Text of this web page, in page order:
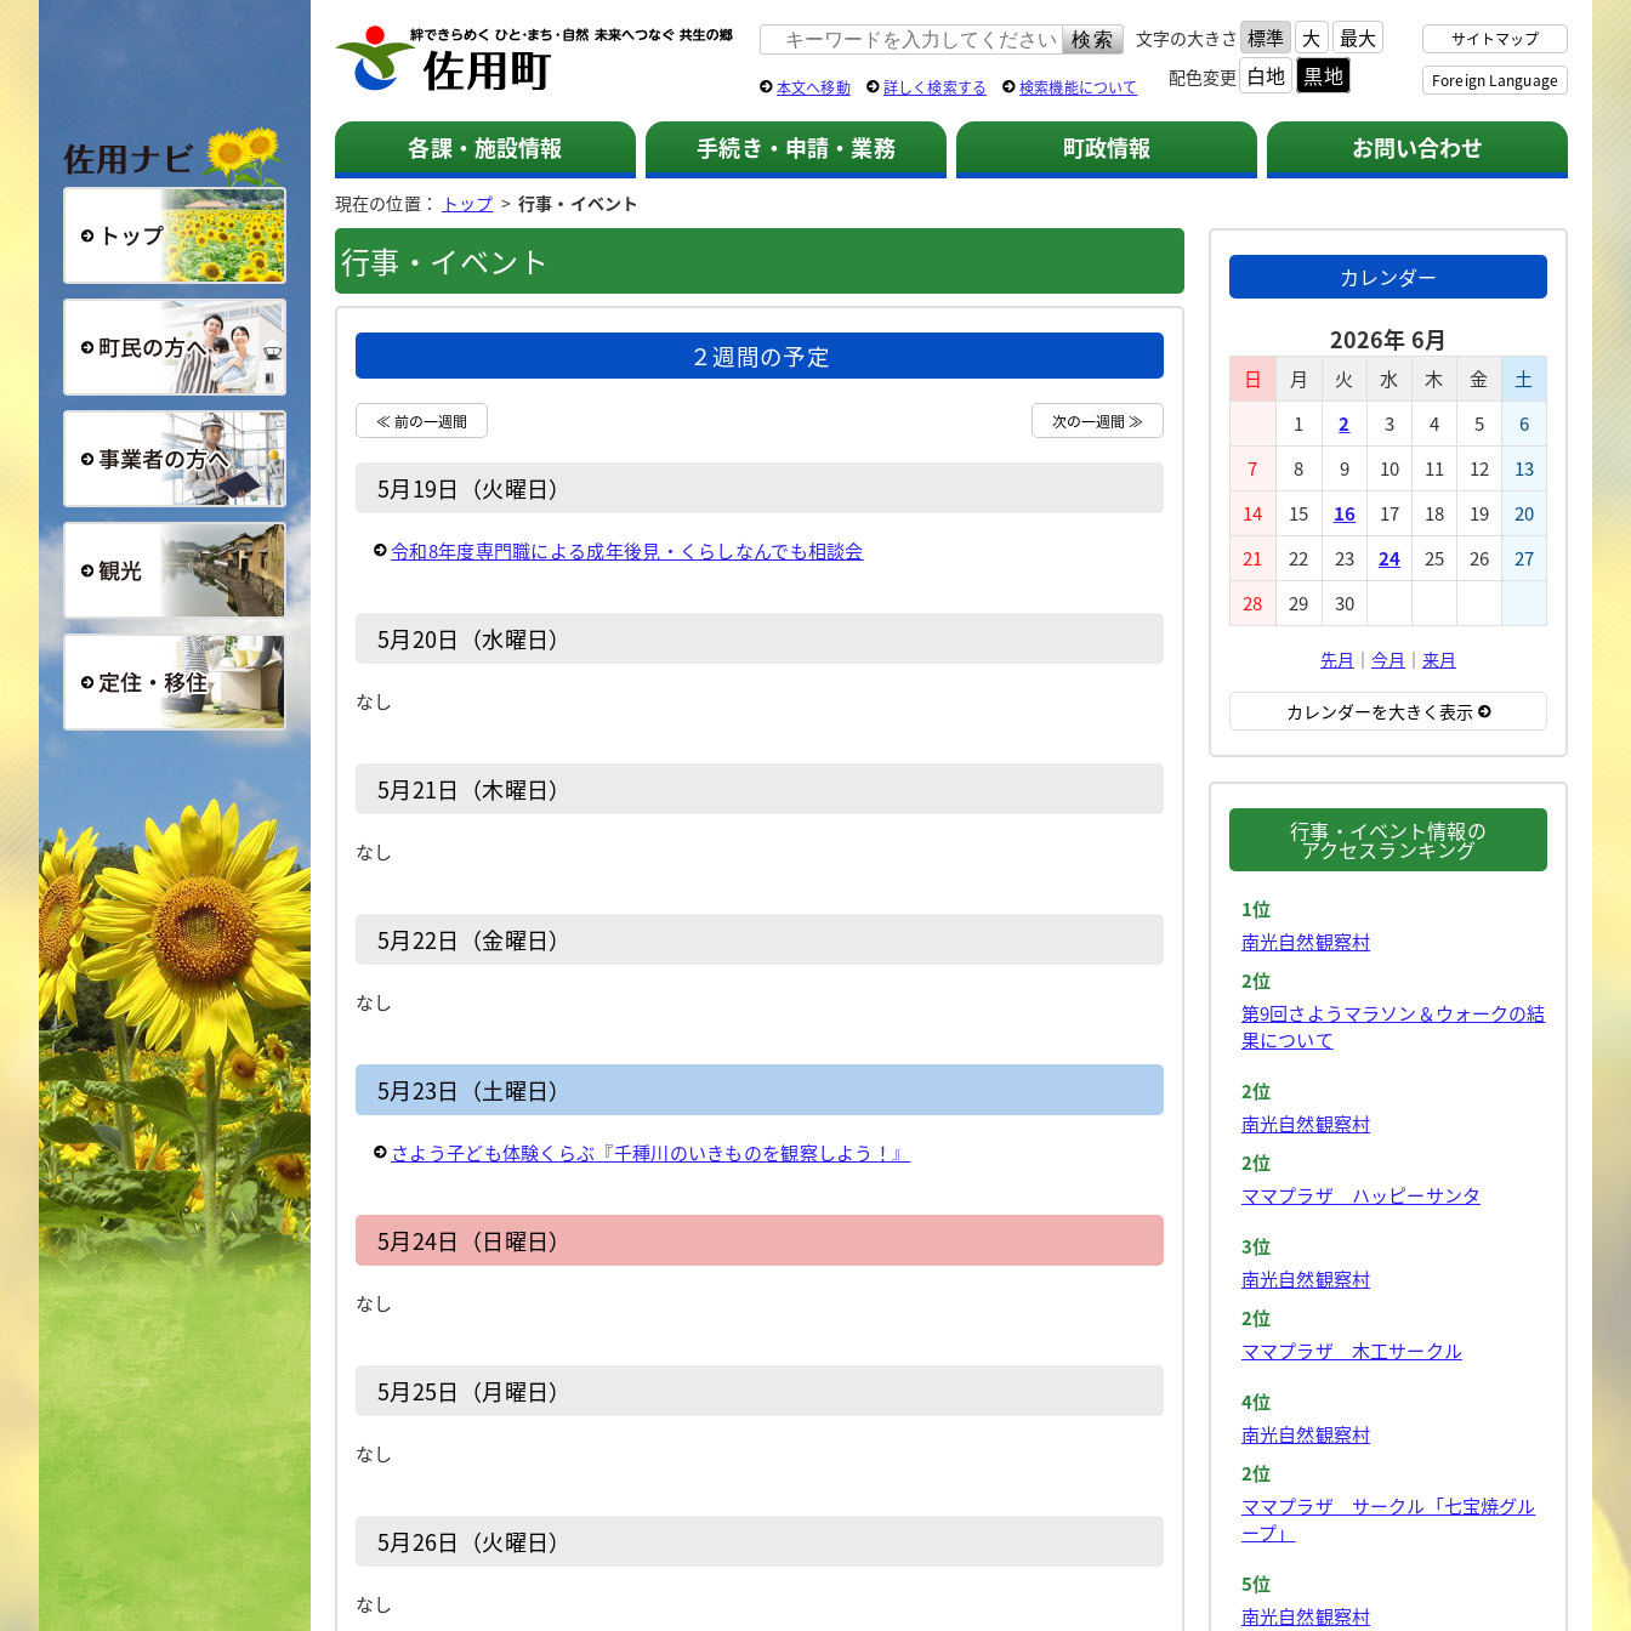
総合トップ
町民の方へ
事業者の方へ
定住・移住
佐用町 公式ホームページ 文字の大きさ 標準 大 最大
配色変更 白地 黒地
サイトマップ
Foreign Language
本文へ移動 詳しく検索する 検索機能について
各課・施設情報 手続き・申請・業務 町政情報 お問い合わせ
現在の位置： トップ >行事・イベント
行事・イベント
２週間の予定
≪ 前の一週間 次の一週間 ≫
5月19日（火曜日）
令和8年度専門職による成年後見・くらしなんでも相談会
5月20日（水曜日）
なし
5月21日（木曜日）
なし
5月22日（金曜日）
なし
5月23日（土曜日）
さよう子ども体験くらぶ『千種川のいきものを観察しよう！』
5月24日（日曜日）
なし
5月25日（月曜日）
なし
5月26日（火曜日）
なし
カレンダー
2026年 6月
日 月 火 水 木 金
土
1
2 3 4 5
6
7
8 9 10 11 12
13
14
15 16 17 18 19
20
21
22 23 24 25 26
27
28
29 30
先月 ｜ 今月 ｜ 来月
カレンダーを大きく表示
行事・イベント情報の
アクセスランキング
1位
南光自然観察村
2位
第9回さようマラソン＆ウォークの結
果について
2位
南光自然観察村
2位
ママプラザ ハッピーサンタ
3位
南光自然観察村
2位
ママプラザ 木工サークル
4位
南光自然観察村
2位
ママプラザ サークル「七宝焼グル
ープ」
5位
南光自然観察村